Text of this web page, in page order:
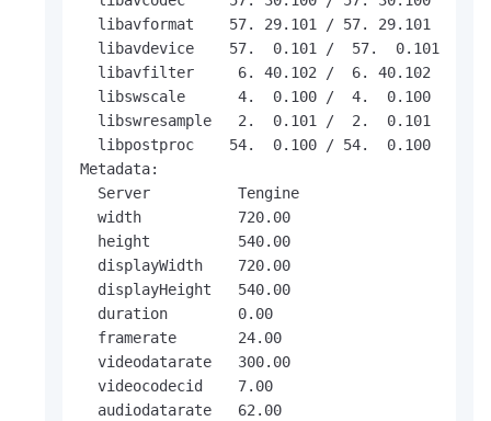
  libavformat    57. 29.101 / 57. 29.101
  libavdevice    57.  0.101 /  57.  0.101
  libavfilter     6. 40.102 /  6. 40.102
  libswscale      4.  0.100 /  4.  0.100
  libswresample   2.  0.101 /  2.  0.101
  libpostproc    54.  0.100 / 54.  0.100
Metadata:
  Server          Tengine
  width           720.00
  height          540.00
  displayWidth    720.00
  displayHeight   540.00
  duration        0.00
  framerate       24.00
  videodatarate   300.00
  videocodecid    7.00
  audiodatarate   62.00